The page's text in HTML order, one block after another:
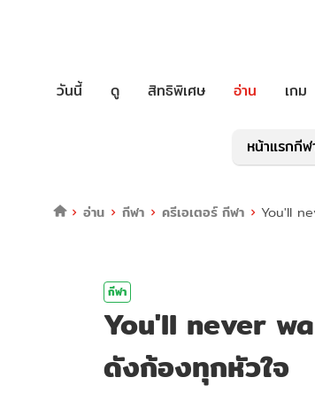
วันนี้ ดู สิทธิพิเศษ อ่าน เกม
หน้าแรกกีฬ
อ่าน กีฬา ครีเอเตอร์ กีฬา You'll
กีฬา
You'll never
ดังก้องทุกหัวใจ